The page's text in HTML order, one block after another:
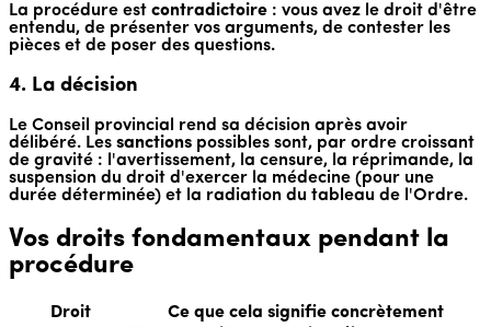
La procédure est contradictoire : vous avez le droit d'être
entendu, de présenter vos arguments, de contester les
pièces et de poser des questions.
4. La décision
Le Conseil provincial rend sa décision après avoir
délibéré. Les sanctions possibles sont, par ordre croissant
de gravité : l'avertissement, la censure, la réprimande, la
suspension du droit d'exercer la médecine (pour une
durée déterminée) et la radiation du tableau de l'Ordre.
Vos droits fondamentaux pendant la
procédure
Droit
Ce que cela signifie concrètement